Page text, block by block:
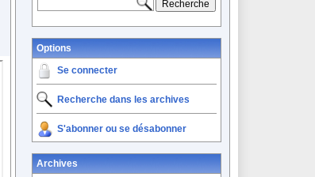
Options
Se connecter
Recherche dans les archives
S'abonner ou se désabonner
Archives